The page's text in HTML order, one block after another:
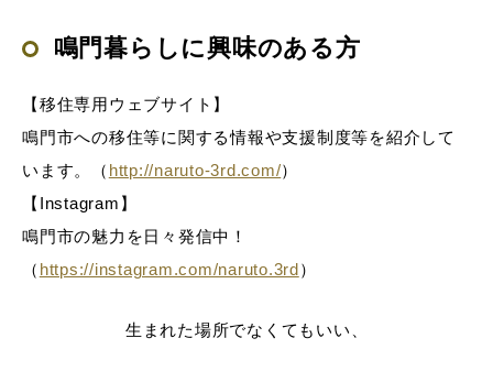
鳴門暮らしに興味のある方
【移住専用ウェブサイト】
鳴門市への移住等に関する情報や支援制度等を紹介して
います。（ http://naruto-3rd.com/）
【Instagram】
鳴門市の魅力を日々発信中！
（ https://instagram.com/naruto.3rd）
生まれた場所でなくてもいい、